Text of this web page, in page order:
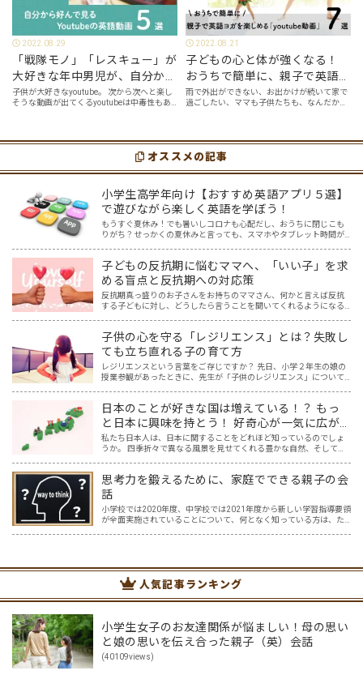
2022.08.29
「戦隊モノ」「レスキュー」が
大好きな年中男児が、自分から
好んで見るyoutube英語動画５
選
子供が大好きなyoutube。 次から次へと楽し
そうな動画が出てくるyoutubeは中毒性もあ
youtubeやゲーム、アプリだ…
2022.08.21
子どもの心と体が強くなる！
おうちで簡単に、親子で英語ヨ
ガを楽しめる「youtube動画」
７選
雨で外出ができない、お出かけが続いて家で
過ごしたい、ママも子供たちも、なんだか疲
スメの「youtube動画」を紹介します…
オススメの記事
小学生高学年向け【おすすめ英語アプリ５選】
で遊びながら楽しく英語を学ぼう！
もうすぐ夏休み！でも暑いしコロナも心配だし、おうちに閉じこも
りがち？せっかくの夏休みと言っても、スマホやタブレット時間が
子どもの反抗期に悩むママへ、「いい子」を求
める盲点と反抗期への対応策
反抗期真っ盛りのお子さんをお持ちのママさん、何かと言えば反抗
する子どもに対し、どうしたら言うことを聞いてくれるようになる
子供の心を守る「レジリエンス」とは？失敗し
ても立ち直れる子の育て方
レジリエンスという言葉をご存じですか？ 先日、小学２年生の娘の
授業参観があったときに、先生が「子供のレジリエンス」について
日本のことが好きな国は増えている！？ もっ
と日本に興味を持とう！ 好奇心が一気に広が
る魔法のツール「Google Map」日本編
私たち日本人は、日本に関することをどれほど知っているのでしょ
うか。 四季折々で異なる風景を見せてくれる豊かな自然、そしてそ
思考力を鍛えるために、家庭でできる親子の会
話
小学校では2020年度、中学校では2021年度から新しい学習指導要領
が全面実施されていることについて、何となく知っている方は、た
人気記事ランキング
小学生女子のお友達関係が悩ましい！母の思い
と娘の思いを伝え合った親子（英）会話
(40109views)